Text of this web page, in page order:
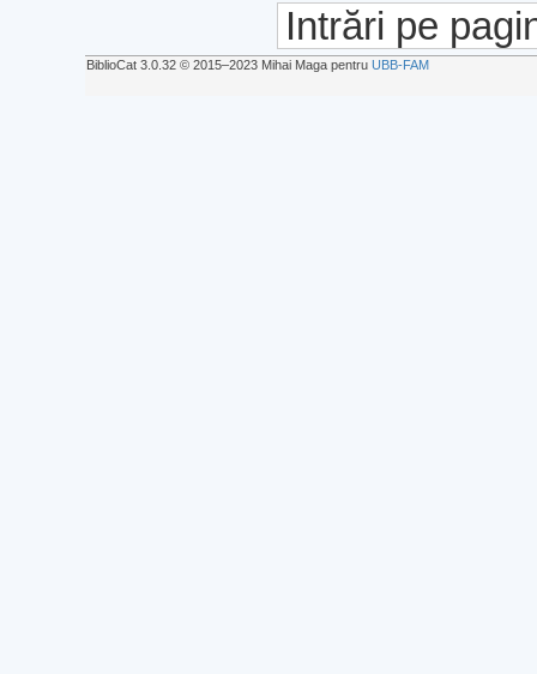
Intrări pe
BiblioCat 3.0.32 © 2015‒2023 Mihai Maga pentru UBB-FAM